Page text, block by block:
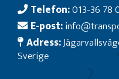
Telefon:013-36 78
E-post:
Adress:
Sverige